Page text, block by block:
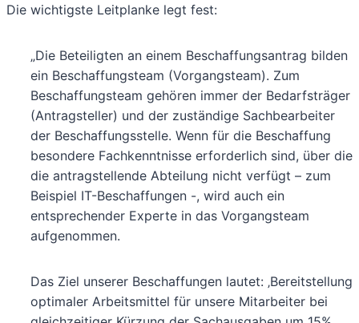
Die wichtigste Leitplanke legt fest:
„Die Beteiligten an einem Beschaffungsantrag bilden
ein Beschaffungsteam (Vorgangsteam). Zum
Beschaffungsteam gehören immer der Bedarfsträger
(Antragsteller) und der zuständige Sachbearbeiter
der Beschaffungsstelle. Wenn für die Beschaffung
besondere Fachkenntnisse erforderlich sind, über die
die antragstellende Abteilung nicht verfügt – zum
Beispiel IT-Beschaffungen -, wird auch ein
entsprechender Experte in das Vorgangsteam
aufgenommen.
Das Ziel unserer Beschaffungen lautet: ‚Bereitstellung
optimaler Arbeitsmittel für unsere Mitarbeiter bei